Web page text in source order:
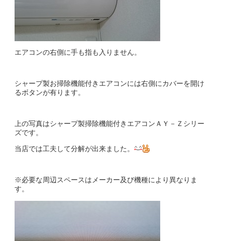
エアコンの右側に手も指も入りません。
シャープ製お掃除機能付きエアコンには右側にカバーを開け
るボタンが有ります。
上の写真はシャープ製掃除機能付きエアコンＡＹ－Ｚシリー
ズです。
当店では工夫して分解が出来ました。
※必要な周辺スペースはメーカー及び機種により異なりま
す。